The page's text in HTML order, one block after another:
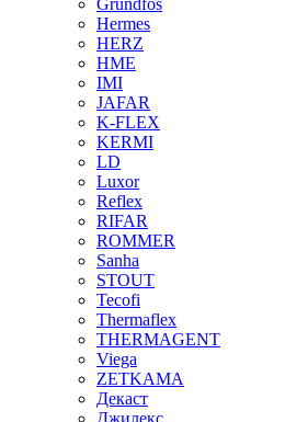
Hermes
HERZ
HME
IMI
JAFAR
K-FLEX
KERMI
LD
Luxor
Reflex
RIFAR
ROMMER
Sanha
STOUT
Tecofi
Thermaflex
THERMAGENT
Viega
ZETKAMA
Декаст
Джилекс